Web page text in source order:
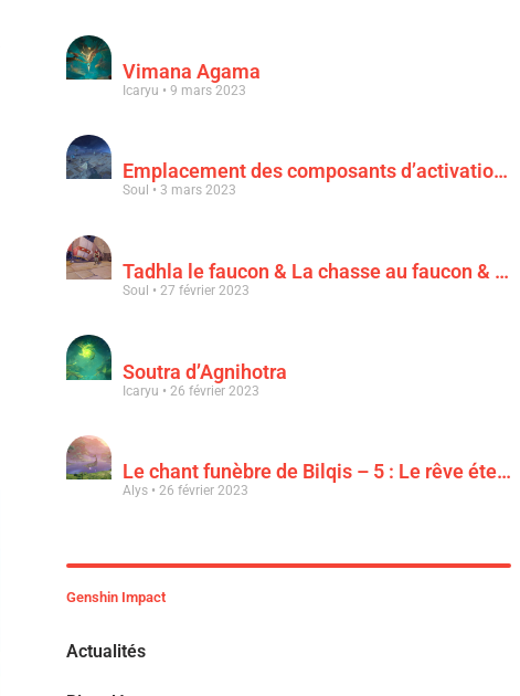
Vimana Agama
Icaryu 9 mars 2023
Emplacement des composants d’activation & « Au clair de la lune rouge sang »
Soul 3 mars 2023
Tadhla le faucon & La chasse au faucon & Le faucon déchu
Soul 27 février 2023
Soutra d’Agnihotra
Icaryu 26 février 2023
Le chant funèbre de Bilqis – 5 : Le rêve éternel d’une luxuriance épanouie
Alys 26 février 2023
Genshin Impact
Actualités